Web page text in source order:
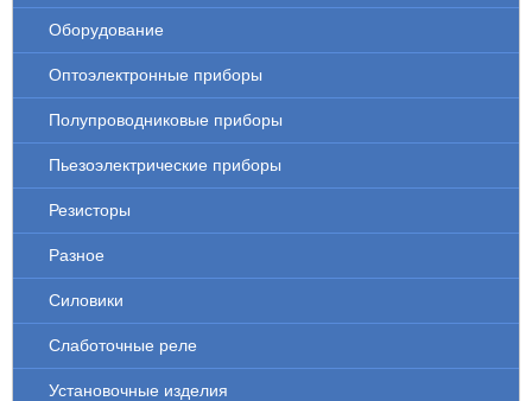
Оборудование
Оптоэлектронные приборы
Полупроводниковые приборы
Пьезоэлектрические приборы
Резисторы
Разное
Силовики
Слаботочные реле
Установочные изделия